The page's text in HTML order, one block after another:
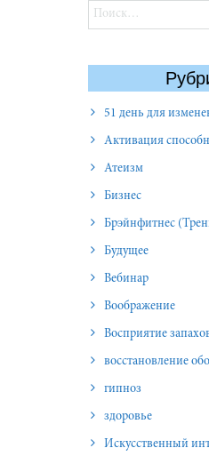
Найти:
51 день для
Активация
Атеизм
Бизнес
Брэйнфитнес
Будущее
Вебинар
Воображение
Восприятие
восстановление
гипноз
здоровье
Искусственный